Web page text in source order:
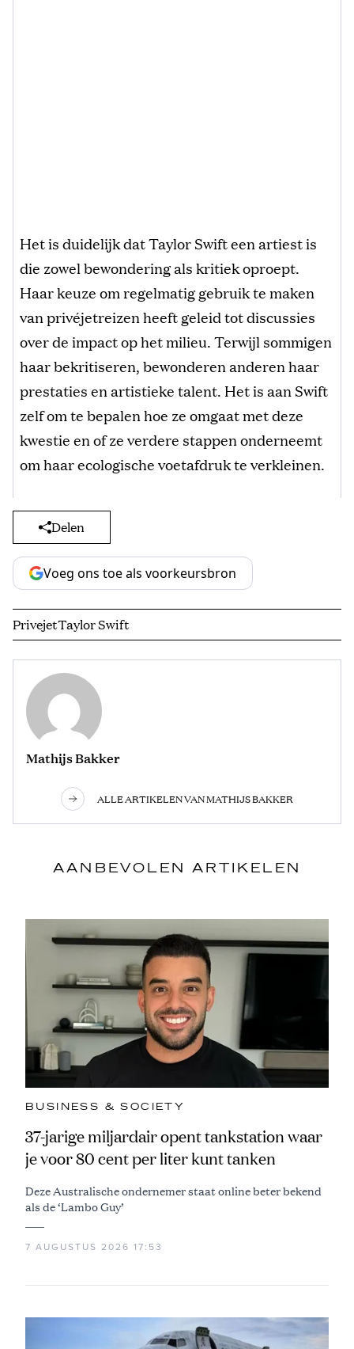
Het is duidelijk dat Taylor Swift een artiest is
die zowel bewondering als kritiek oproept.
Haar keuze om regelmatig gebruik te maken
van privéjetreizen heeft geleid tot discussies
over de impact op het milieu. Terwijl sommigen
haar bekritiseren, bewonderen anderen haar
prestaties en artistieke talent. Het is aan Swift
zelf om te bepalen hoe ze omgaat met deze
kwestie en of ze verdere stappen onderneemt
om haar ecologische voetafdruk te verkleinen.
Delen
Voeg ons toe als voorkeursbron
PrivejetTaylor Swift
Mathijs Bakker
ALLE ARTIKELEN VAN MATHIJS BAKKER
AANBEVOLEN ARTIKELEN
BUSINESS & SOCIETY
37-jarige miljardair opent tankstation waar
je voor 80 cent per liter kunt tanken
Deze Australische ondernemer staat online beter bekend
als de ‘Lambo Guy’
7 AUGUSTUS 2026 17:53